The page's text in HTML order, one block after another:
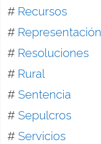
# Recursos
# Representación
# Resoluciones
# Rural
# Sentencia
# Sepulcros
# Servicios